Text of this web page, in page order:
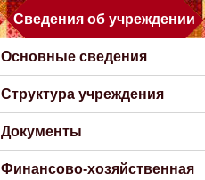
Сведения об учреждении
Основные сведения
Структура учреждения
Документы
Финансово-хозяйственная